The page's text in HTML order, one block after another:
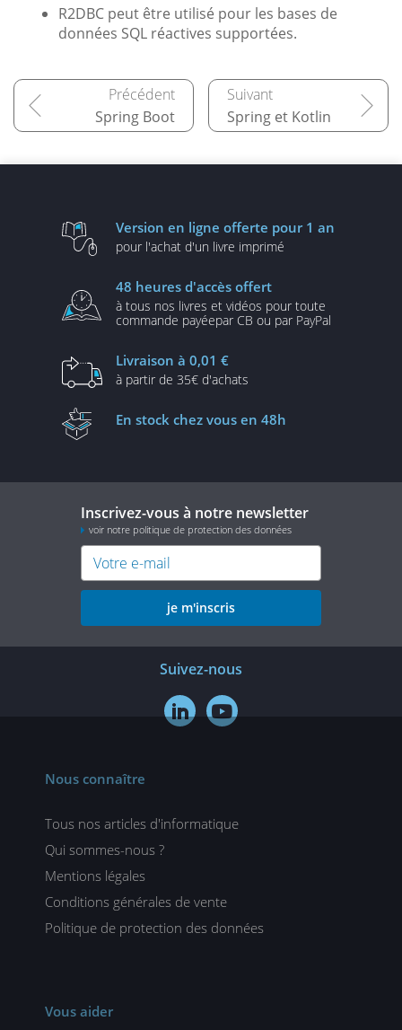
R2DBC peut être utilisé pour les bases de
données SQL réactives supportées.
Spring Boot Spring et Kotlin
Version en ligne offerte pour 1 an
pour l'achat d'un livre imprimé
48 heures d'accès offert
à tous nos livres et vidéos pour toute
commande payéepar CB ou par PayPal
Livraison à 0,01 €
à partir de 35€ d'achats
En stock chez vous en 48h
Inscrivez-vous à notre newsletter
voir notre politique de protection des données
je m'inscris
Suivez-nous
 
Nous connaître
Tous nos articles d'informatique
Qui sommes-nous ?
Mentions légales
Conditions générales de vente
Politique de protection des données
Vous aider